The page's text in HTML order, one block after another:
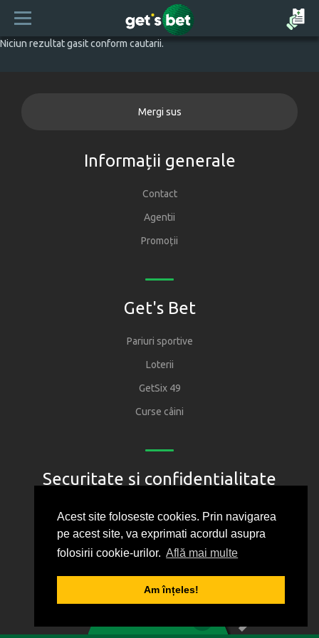
Acest site foloseste cookies. Prin navigarea
pe acest site, va exprimati acordul asupra
folosirii cookie-urilor. Află mai multe
Am înțeles!
Niciun rezultat gasit conform cautarii.
Mergi sus
Informații generale
Contact
Agentii
Promoții
Get's Bet
Pariuri sportive
Loterii
GetSix 49
Curse câini
Securitate și confidențialitate
Regulament
Joacă responsabil
Oficiul National pentru Jocuri de Noroc
Politica de confidentialitate
Cum folosim cookie-urile